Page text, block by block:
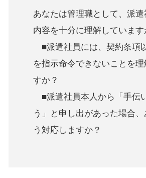
あなたは管理職として、派
内容を十分に理解しています
■派遣社員には、契約条項
を指示命令できないことを理
すか？
■派遣社員本人から「手伝
う」と申し出があった場合
う対応しますか？